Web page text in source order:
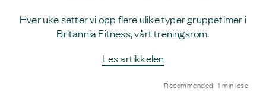
Hver uke setter vi opp flere ulike typer gruppetimer i
Britannia Fitness, vårt treningsrom.
Les artikkelen
Recommended · 1 min lese